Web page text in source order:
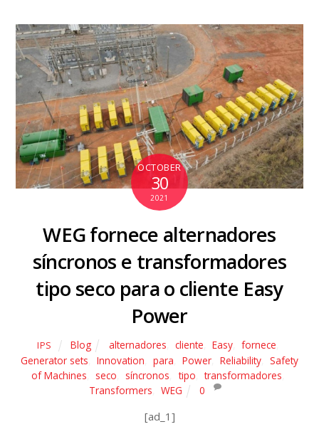
OCTOBER
30
2021
WEG fornece alternadores
síncronos e transformadores
tipo seco para o cliente Easy
Power
IPS Blog alternadores cliente Easy, fornece
Generator sets
Innovation para Power Reliability
Safety
of Machines
seco síncronos tipo transformadores
Transformers
WEG 0
[ad_1]